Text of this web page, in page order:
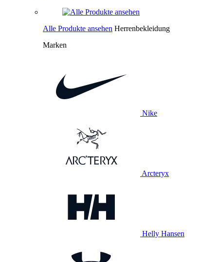
Alle Produkte ansehen Herrenbekleidung
Marken
Nike
Arcteryx
Helly Hansen